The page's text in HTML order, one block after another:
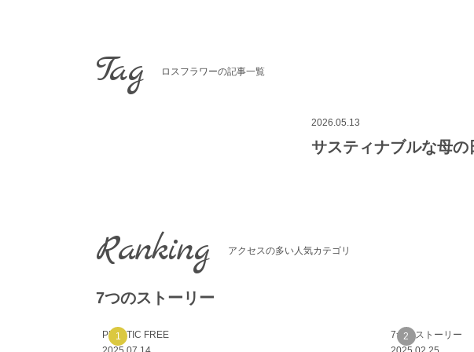
Tag ロスフラワーの記事一覧
2026.05.13
サスティナブルな母の
Ranking アクセスの多い人気カテゴリ
7つのストーリー
PLASTIC FREE
7つのストーリー